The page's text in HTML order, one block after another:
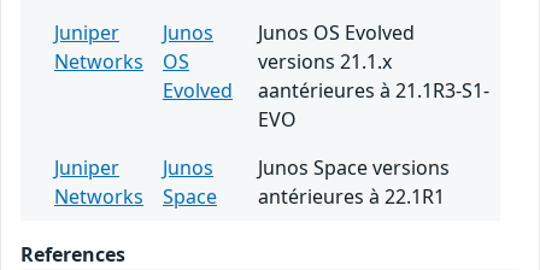
Juniper
Networks
Junos
OS
Evolved
Junos OS Evolved
versions 21.1.x
aantérieures à 21.1R3-S1-
EVO
Juniper
Networks
Junos
Space
Junos Space versions
antérieures à 22.1R1
References